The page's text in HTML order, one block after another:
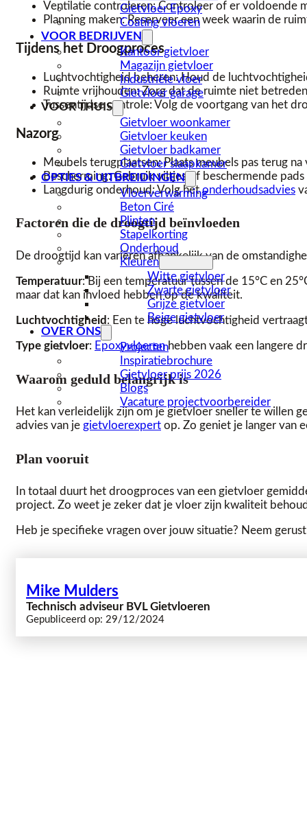
Gietvloer Epoxy
Coating vloeren
VOOR BEDRIJVEN
Kantoor gietvloer
Magazijn gietvloer
Industriële vloer
Gietvloer garage
VOOR THUIS
Gietvloer woonkamer
Gietvloer keuken
Gietvloer badkamer
Gietvloer slaapkamer
OPTIES & UITBREIDINGEN
Vloerverwarming
Beton Ciré
Plinten
Stapelkorting
Onderhoud
Kleuren
Witte gietvloer
Zwarte gietvloer
Grijze gietvloer
Beige gietvloer
OVER ONS
Projecten
Inspiratiebrochure
Gietvloer prijs 2026
Blogs
Vacature projectvoorbereider
Ventilatie controleren: Controleer of er voldoende
Planning maken: Reserveer een week waarin de
Tijdens het Droogproces
Luchtvochtigheid beheren: Houd de
Ruimte vrijhouden: Zorg dat de ruimte niet
Tussentijdse controle: Volg de voortgang van het
Nazorg
Meubels terugplaatsen: Plaats meubels pas terug
Bescherming: Gebruik viltjes of beschermende
Langdurig onderhoud: Volg hetonderhoudsadvies
Factoren die de droogtijd beïnvloeden
De droogtijd kan variëren afhankelijk van de
Temperatuur: Bij een temperatuur tussen de 15°C en
maar dat kan invloed hebben op de kwaliteit.
Luchtvochtigheid : Een te hoge luchtvochtigheid
Type gietvloer: Epoxyvloerenhebben vaak een langere
Waarom geduld belangrijk is
Het kan verleidelijk zijn om je gietvloer sneller te willen
advies van je gietvloerexpert op. Zo geniet je langer van
Plan vooruit
In totaal duurt het droogproces van een gietvloer
project. Zo weet je zeker dat je vloer zijn kwaliteit
Heb je specifieke vragen over jouw situatie? Neem
Mike Mulders
Technisch adviseur BVL Gietvloeren
Gepubliceerd op: 29/12/2024